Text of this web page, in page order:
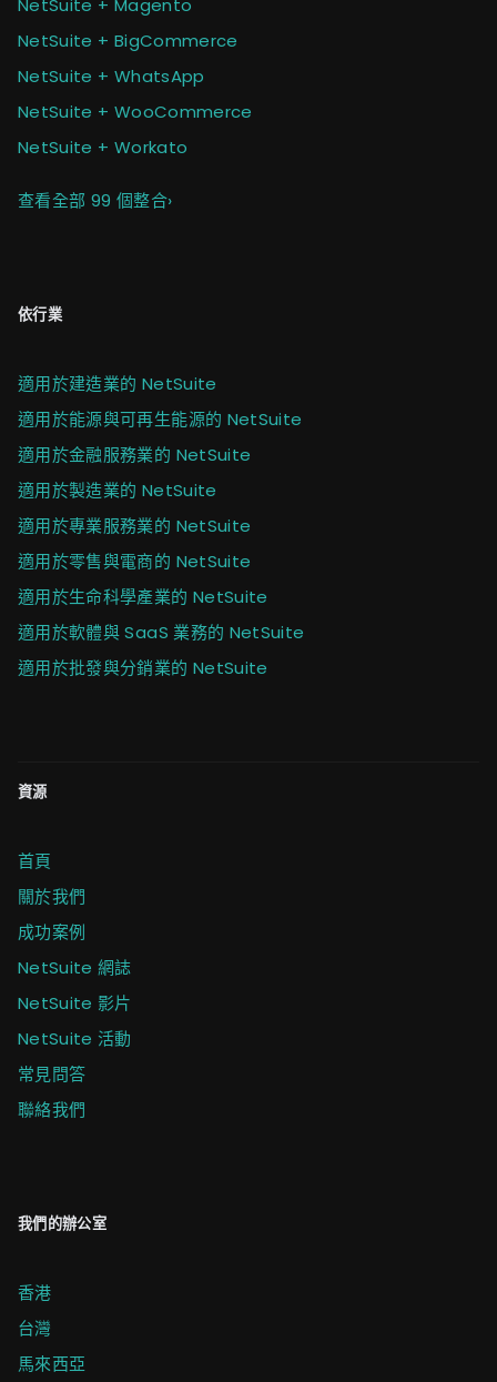
NetSuite + Magento
NetSuite + BigCommerce
NetSuite + WhatsApp
NetSuite + WooCommerce
NetSuite + Workato
查看全部 99 個整合›
依行業
適用於建造業的 NetSuite
適用於能源與可再生能源的 NetSuite
適用於金融服務業的 NetSuite
適用於製造業的 NetSuite
適用於專業服務業的 NetSuite
適用於零售與電商的 NetSuite
適用於生命科學產業的 NetSuite
適用於軟體與 SaaS 業務的 NetSuite
適用於批發與分銷業的 NetSuite
資源
首頁
關於我們
成功案例
NetSuite 網誌
NetSuite 影片
NetSuite 活動
常見問答
聯絡我們
我們的辦公室
香港
台灣
馬來西亞